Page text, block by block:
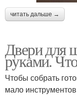
читать дальше →
Двери для
руками.
Чтобы собрать
мало